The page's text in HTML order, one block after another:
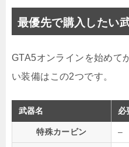
最優先で購入したい
GTA5オンラインを始めて
い装備はこの2つです。
武器名 必
特殊カービン –